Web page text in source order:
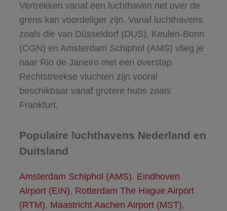
Vertrekken vanaf een luchthaven net over de
grens kan voordeliger zijn. Vanaf luchthavens
zoals die van Düsseldorf (DUS), Keulen-Bonn
(CGN) en Amsterdam Schiphol (AMS) vlieg je
naar Rio de Janeiro met een overstap.
Rechtstreekse vluchten zijn vooral
beschikbaar vanaf grotere hubs zoals
Frankfurt.
Populaire luchthavens Nederland en
Duitsland
Amsterdam Schiphol (AMS), Eindhoven
Airport (EIN), Rotterdam The Hague Airport
(RTM), Maastricht Aachen Airport (MST),